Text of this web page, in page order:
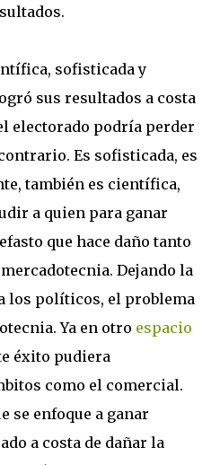
sofisticada y
sus resultados a costa
electorado podría perder
Es sofisticada, es
también es científica,
a quien para ganar
que hace daño tanto
Dejando la
los políticos, el problema
Ya en otro espacio
éxito pudiera
como el comercial.
se enfoque a ganar
a costa de dañar la